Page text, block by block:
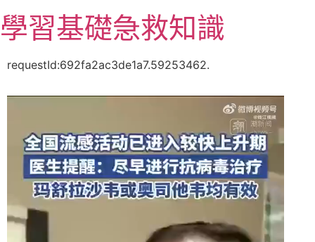
至
主
容
學習基礎急救知識
requestId:692fa2ac3de1a7.59253462.